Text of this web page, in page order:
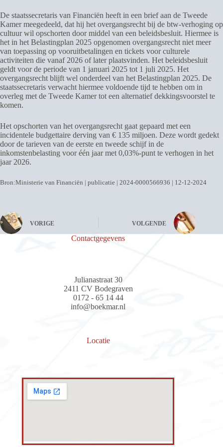
De staatssecretaris van Financiën heeft in een brief aan de Tweede
Kamer meegedeeld, dat hij het overgangsrecht bij de btw-verhoging op
cultuur wil opschorten door middel van een beleidsbesluit. Hiermee is
het in het Belastingplan 2025 opgenomen overgangsrecht niet meer
van toepassing op vooruitbetalingen en tickets voor culturele
activiteiten die vanaf 2026 of later plaatsvinden. Het beleidsbesluit
geldt voor de periode van 1 januari 2025 tot 1 juli 2025. Het
overgangsrecht blijft wel onderdeel van het Belastingplan 2025. De
staatssecretaris verwacht hiermee voldoende tijd te hebben om in
overleg met de Tweede Kamer tot een alternatief dekkingsvoorstel te
komen.
Het opschorten van het overgangsrecht gaat gepaard met een
incidentele budgettaire derving van € 135 miljoen. Deze wordt gedekt
door de tarieven van de eerste en tweede schijf in de
inkomstenbelasting voor één jaar met 0,03%-punt te verhogen in het
jaar 2026.
Bron:Ministerie van Financiën | publicatie | 2024-0000566936 | 12-12-2024
VORIGE VOLGENDE
Contactgegevens
Julianastraat 30
2411 CV Bodegraven
0172 - 65 14 44
info@boekmar.nl
Locatie